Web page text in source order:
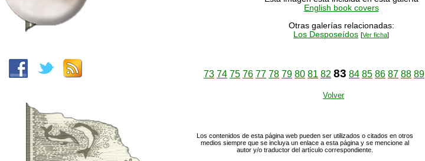
English book covers
Otras galerías relacionadas:
Los Desposeídos [Ver ficha]
73 74 75 76 77 78 79 80 81 82 83 84 85 86 87 88 89
Volver
Los contenidos de esta página web pueden ser utilizados o citados en otros
medios siempre que se incluya un enlace a esta página y se mencione al
autor y/o traductor del artículo correspondiente.